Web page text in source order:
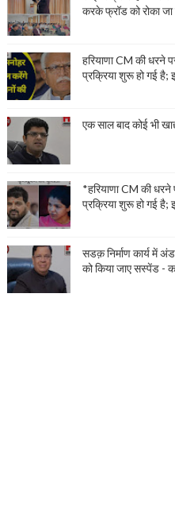
करके फ्रॉड को रोका जा
हरियाणा CM की धरने
प्रक्रिया शुरू हो गई है;
एक साल बाद कोई भी
*हरियाणा CM की
प्रक्रिया शुरू हो गई है;
सडक़ निर्माण कार्य में
को किया जाए सस्पेंड -